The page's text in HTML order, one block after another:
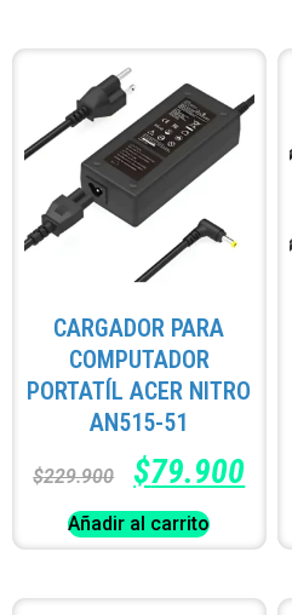
CARGADOR PARA
COMPUTADOR
PORTATÍL ACER NITRO
AN515-51
$229.900 $79.900
Añadir al carrito